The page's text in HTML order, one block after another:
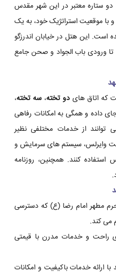
ستاره معتبر در این شهر مقدس
تأسیس شده و با موقعیت استراتژیک خود، به یک
است. این هتل در خیابان اندرزگو
پیاده روی تا ورودی باب الجواد و صحن جامع
دو تخته،سه تخته،
داده و همگی به امکانات رفاهی
توانند از خدمات مختلفی نظیر
وایرلس، سیستم های سرمایش و
کنند. همچنین، روزنامه
مطهر امام رضا (ع) که دسترسی
می کند.
راحت و خدمات مدرن با قیمتی
ارائه خدمات باکیفیت و امکانات